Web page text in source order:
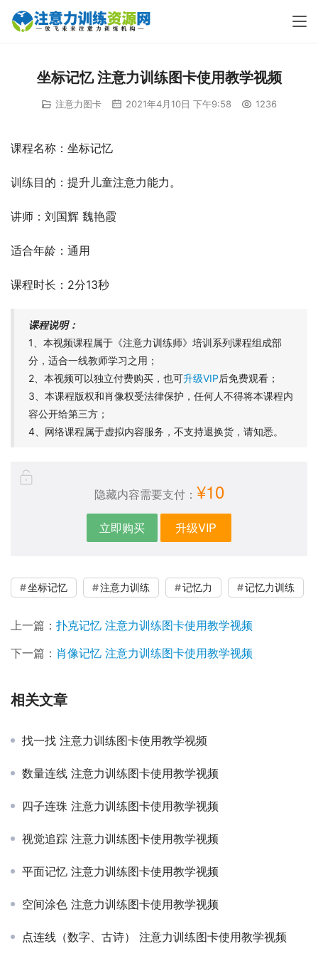
坐标记忆 注意力训练图卡使用教学视频
注意力图卡 2021年4月10日 下午9:58 1236
课程名称：坐标记忆
训练目的：提升儿童注意力能力。
讲师：刘国辉 魏艳霞
适合年龄：通用
课程时长：2分13秒
课程说明：
1、本视频课程属于《注意力训练师》培训系列课程组成部
分，适合一线教师学习之用；
2、本视频可以独立付费购买，也可升级VIP后免费观看；
3、本课程版权和肖像权受法律保护，任何人不得将本课程内
容公开给第三方；
4、网络课程属于虚拟内容服务，不支持退换货，请知悉。
隐藏内容需要支付： ¥10
立即购买 升级VIP
坐标记忆 注意力训练 记忆力 记忆力训练
上一篇： 扑克记忆 注意力训练图卡使用教学视频
下一篇： 肖像记忆 注意力训练图卡使用教学视频
相关文章
找一找 注意力训练图卡使用教学视频
数量连线 注意力训练图卡使用教学视频
四子连珠 注意力训练图卡使用教学视频
视觉追踪 注意力训练图卡使用教学视频
平面记忆 注意力训练图卡使用教学视频
空间涂色 注意力训练图卡使用教学视频
点连线（数字、古诗） 注意力训练图卡使用教学视频